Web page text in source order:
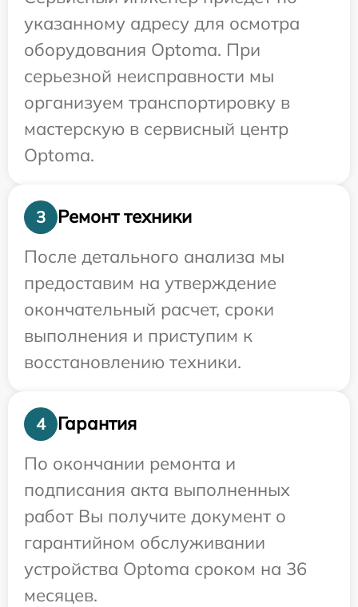
указанному адресу для осмотра
оборудования Optoma. При
серьезной неисправности мы
организуем транспортировку в
мастерскую в сервисный центр
Optoma.
3
Ремонт техники
После детального анализа мы
предоставим на утверждение
окончательный расчет, сроки
выполнения и приступим к
восстановлению техники.
4
Гарантия
По окончании ремонта и
подписания акта выполненных
работ Вы получите документ о
гарантийном обслуживании
устройства Optoma сроком на 36
месяцев.